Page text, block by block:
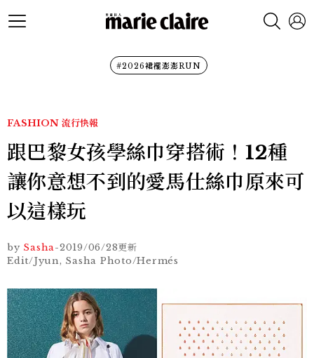
#2026裙襬澎澎RUN
FASHION 流行快報
跟巴黎女孩學絲巾穿搭術！12種
讓你意想不到的愛馬仕絲巾原來可
以這樣玩
by Sasha-2019/06/28更新
Edit/Jyun, Sasha Photo/Hermés